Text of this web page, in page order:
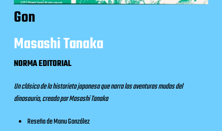
Gon
Masashi Tanaka
NORMA EDITORIAL
Un clásico de la historieta japonesa que narra las aventuras mudas del
dinosaurio, creado por Masashi Tanaka
Reseñade Manu González